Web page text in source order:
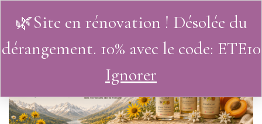
0
🌿Site en rénovation ! Désolée du
dérangement. 10% avec le code: ETE10
Ignorer